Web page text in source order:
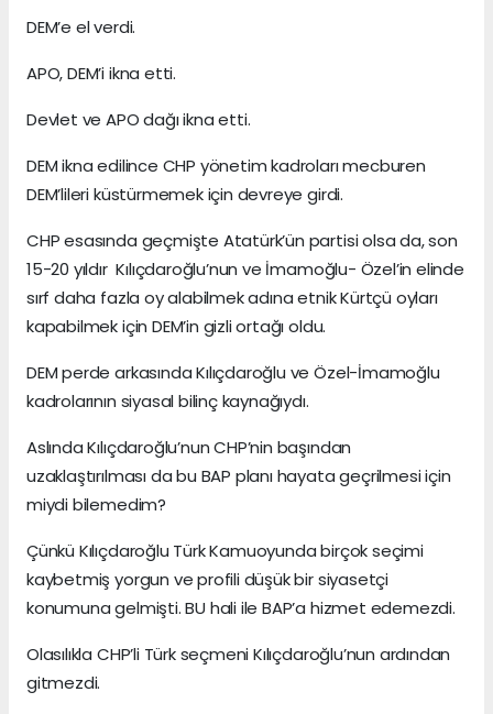
DEM’e el verdi.
APO, DEM’i ikna etti.
Devlet ve APO dağı ikna etti.
DEM ikna edilince CHP yönetim kadroları mecburen
DEM’lileri küstürmemek için devreye girdi.
CHP esasında geçmişte Atatürk’ün partisi olsa da, son
15-20 yıldır Kılıçdaroğlu’nun ve İmamoğlu- Özel’in elinde
sırf daha fazla oy alabilmek adına etnik Kürtçü oyları
kapabilmek için DEM’in gizli ortağı oldu.
DEM perde arkasında Kılıçdaroğlu ve Özel-İmamoğlu
kadrolarının siyasal bilinç kaynağıydı.
Aslında Kılıçdaroğlu’nun CHP’nin başından
uzaklaştırılması da bu BAP planı hayata geçrilmesi için
miydi bilemedim?
Çünkü Kılıçdaroğlu Türk Kamuoyunda birçok seçimi
kaybetmiş yorgun ve profili düşük bir siyasetçi
konumuna gelmişti. BU hali ile BAP’a hizmet edemezdi.
Olasılıkla CHP’li Türk seçmeni Kılıçdaroğlu’nun ardından
gitmezdi.